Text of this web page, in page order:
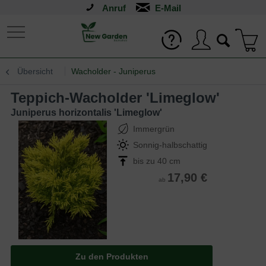
Anruf
Übersicht Wacholder - Juniperus
Teppich-Wacholder 'Limeglow'
Juniperus horizontalis 'Limeglow'
Immergrün
Sonnig-halbschattig
bis zu 40 cm
ab 17,90 €
Zu den Produkten